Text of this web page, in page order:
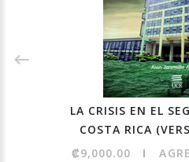
LA CRISIS EN EL
COSTA RICA
₡9,000.00